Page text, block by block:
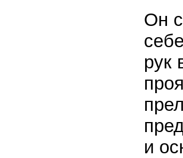
Он
рук
и